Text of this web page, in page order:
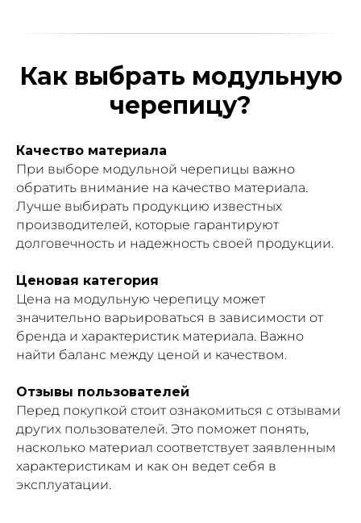
Как выбрать модульную
черепицу?
Качество материала
При выборе модульной черепицы важно
обратить внимание на качество материала.
Лучше выбирать продукцию известных
производителей, которые гарантируют
долговечность и надежность своей продукции.
Ценовая категория
Цена на модульную черепицу может
значительно варьироваться в зависимости от
бренда и характеристик материала. Важно
найти баланс между ценой и качеством.
Отзывы пользователей
Перед покупкой стоит ознакомиться с отзывами
других пользователей. Это поможет понять,
насколько материал соответствует заявленным
характеристикам и как он ведет себя в
эксплуатации.